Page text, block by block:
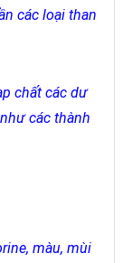
các loại than
chất các dư
các thành
màu, mùi